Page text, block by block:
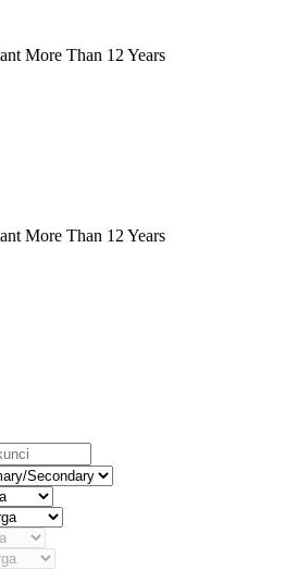
More Than 12 Years
More Than 12 Years